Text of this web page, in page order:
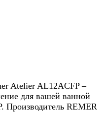
Atelier AL12ACFP –
для вашей ванной
Производитель REMER